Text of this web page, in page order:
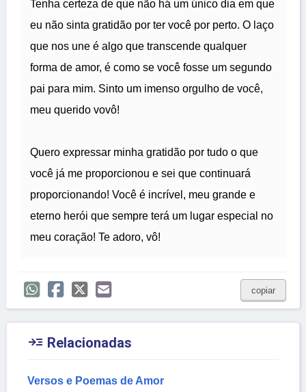
Tenha certeza de que não há um único dia em que
eu não sinta gratidão por ter você por perto. O laço
que nos une é algo que transcende qualquer
forma de amor, é como se você fosse um segundo
pai para mim. Sinto um imenso orgulho de você,
meu querido vovô!
Quero expressar minha gratidão por tudo o que
você já me proporcionou e sei que continuará
proporcionando! Você é incrível, meu grande e
eterno herói que sempre terá um lugar especial no
meu coração! Te adoro, vô!
copiar
 Relacionadas
Versos e Poemas de Amor